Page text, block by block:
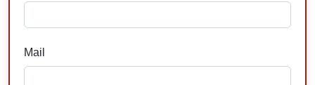
Mail